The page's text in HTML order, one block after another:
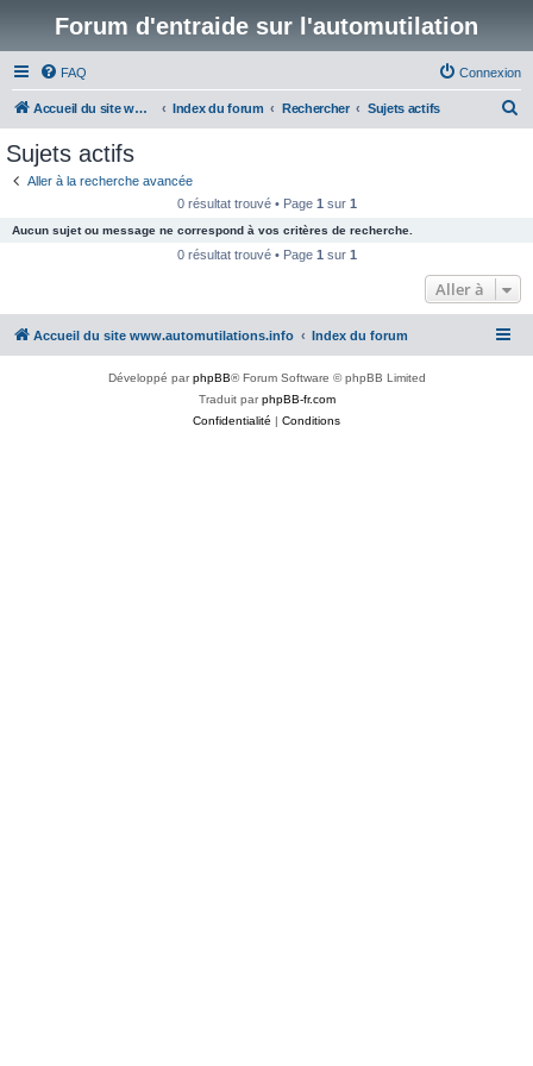
Forum d'entraide sur l'automutilation
FAQ Connexion
Accueil du site www.automutilations.info Index du forum Rechercher Sujets actifs
c
Sujets actifs
Aller à la recherche avancée
0 résultat trouvé • Page 1 sur 1
Aucun sujet ou message ne correspond à vos critères de recherche.
0 résultat trouvé • Page 1 sur 1
Aller à
Accueil du site www.automutilations.info Index du forum
Développé parphpBB® Forum Software © phpBB Limited
Traduit parphpBB-fr.com
Confidentialité | Conditions